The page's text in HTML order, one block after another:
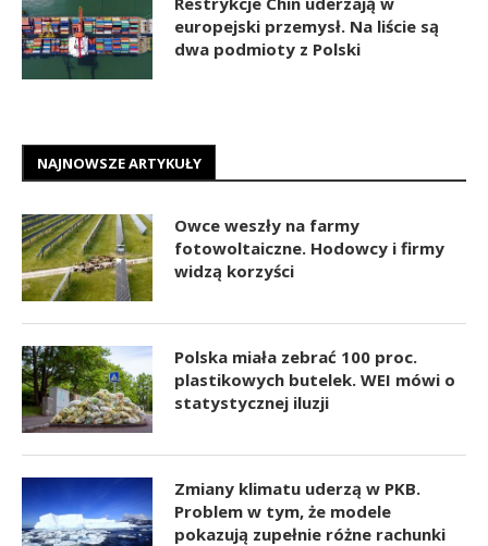
europejski przemysł. Na liście są
dwa podmioty z Polski
NAJNOWSZE ARTYKUŁY
Owce weszły na farmy
fotowoltaiczne. Hodowcy i firmy
widzą korzyści
Polska miała zebrać 100 proc.
plastikowych butelek. WEI mówi o
statystycznej iluzji
Zmiany klimatu uderzą w PKB.
Problem w tym, że modele
pokazują zupełnie różne rachunki